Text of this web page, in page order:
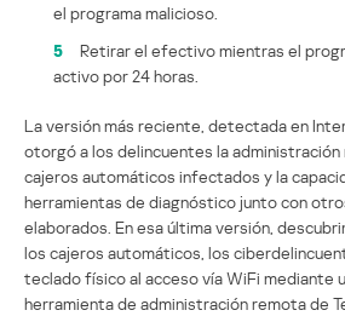
el programa malicioso.
5
Retirar el efectivo mientras el
activo por 24 horas.
La versión más reciente, detectada en
otorgó a los delincuentes la
cajeros automáticos infectados y la
herramientas de diagnóstico junto con
elaborados. En esa última versión,
los cajeros automáticos, los
teclado físico al acceso vía WiFi mediante
herramienta de administración remota de